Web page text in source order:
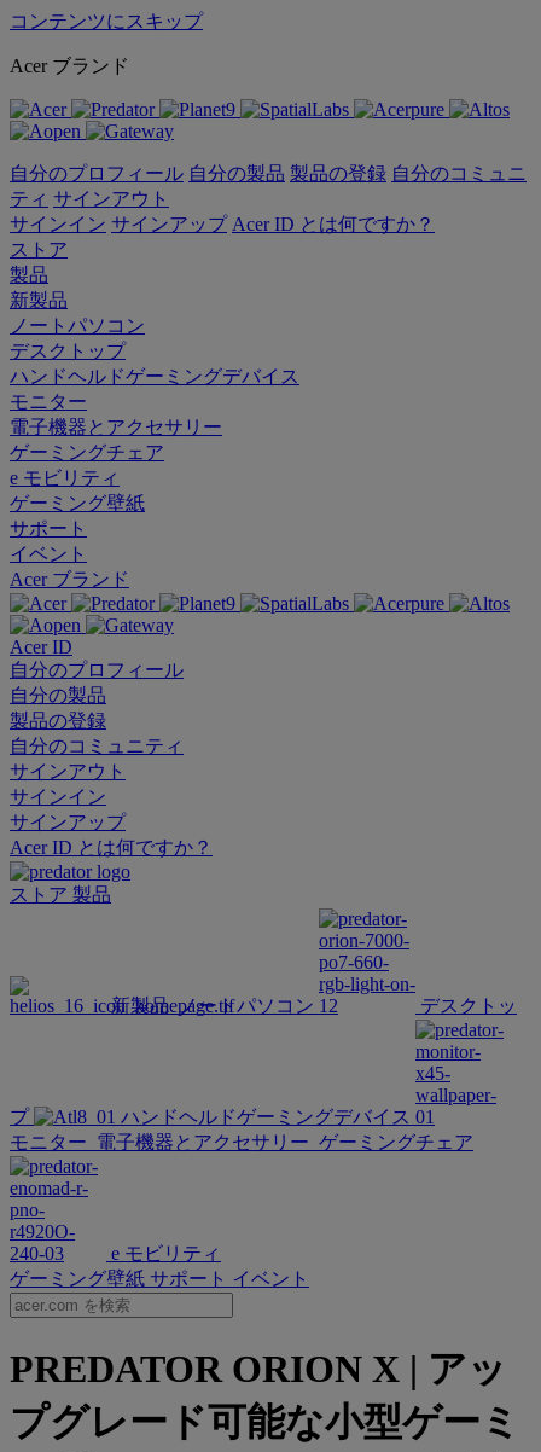
コンテンツにスキップ
Acer ブランド
自分のプロフィール 自分の製品 製品の登録 自分のコミュニ
ティ サインアウト
サインイン サインアップ Acer ID とは何ですか？
ストア
製品
新製品
ノートパソコン
デスクトップ
ハンドヘルドゲーミングデバイス
モニター
電子機器とアクセサリー
ゲーミングチェア
e モビリティ
ゲーミング壁紙
サポート
イベント
Acer ブランド
Acer ID
自分のプロフィール
自分の製品
製品の登録
自分のコミュニティ
サインアウト
サインイン
サインアップ
Acer ID とは何ですか？
ストア 製品
新製品 ノートパソコン デスクトッ
プ
ハンドヘルドゲーミングデバイス
モニター 電子機器とアクセサリー ゲーミングチェア
e モビリティ
ゲーミング壁紙 サポート イベント
PREDATOR ORION X | アッ
プグレード可能な小型ゲーミ